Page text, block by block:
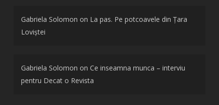
Gabriela Solomon on La pas. Pe potcoavele din Țara
Loviștei
Gabriela Solomon on Ce inseamna munca – interviu
pentru Decat o Revista